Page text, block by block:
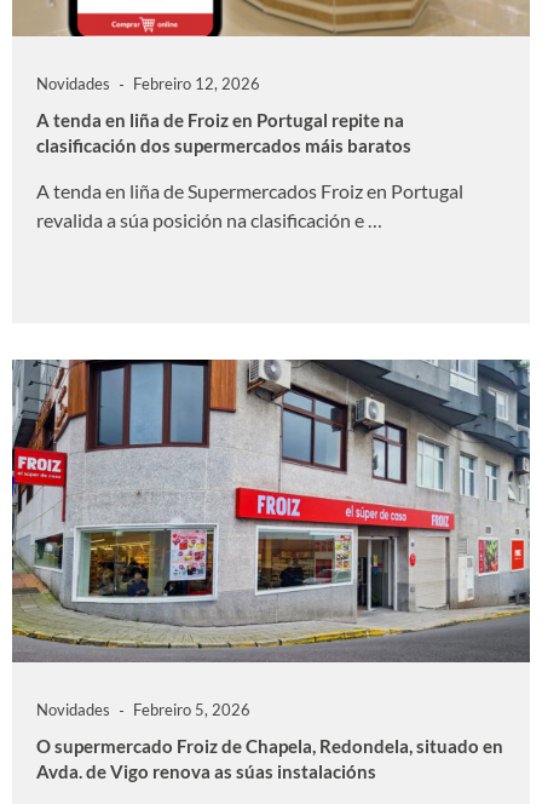
Novidades Febreiro 12, 2026
A tenda en liña de Froiz en Portugal repite na
clasificación dos supermercados máis baratos
A tenda en liña de Supermercados Froiz en Portugal
revalida a súa posición na clasificación e …
Novidades Febreiro 5, 2026
O supermercado Froiz de Chapela, Redondela, situado en
Avda. de Vigo renova as súas instalacións